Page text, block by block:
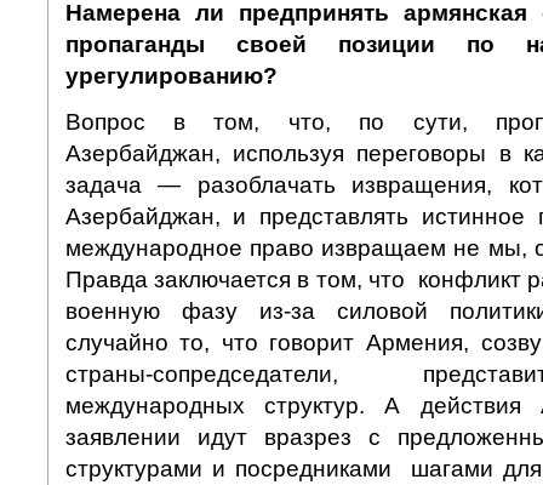
Намерена ли предпринять армянская
пропаганды своей позиции по
урегулированию?
Вопрос в том, что, по сути,
Азербайджан, используя переговоры в
задача — разоблачать извращения,
Азербайджан, и представлять
международное право извращаем не мы,
Правда заключается в том, что конфликт
военную фазу из-за силовой
случайно то, что говорит Армения,
страны-сопредседатели,
международных структур. А
заявлении идут вразрез с
структурами и посредниками шагами